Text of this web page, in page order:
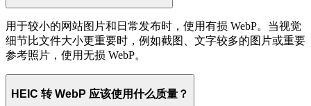
用于较小的网站图片和日常发布时，使用有损 WebP。当视觉
细节比文件大小更重要时，例如截图、文字较多的图片或重要
参考照片，使用无损 WebP。
HEIC 转 WebP 应该使用什么质量？